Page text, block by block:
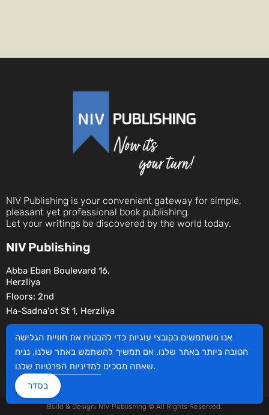
NIV Publishing is your convenient gateway for simple,
pleasant yet professional book publishing.
Let your writings be discovered by the world today.
NIV Publishing
Abba Eban Boulevard 16,
Herzliya
Floors: 2nd
Ha-Sadna'ot St 1, Herzliya
Social
Build & Design: NIV Publishing © All Rights Reserved.
אנו משתמשים בקובצי עוגיות כדי להבטיח את חוויית הגלישה
הטובה ביותר באתר שלנו. אם תמשיך להשתמש באתר שלנו, נניח
שאתה מסכים למדיניות הפרטיות
שלנו.
בסדר